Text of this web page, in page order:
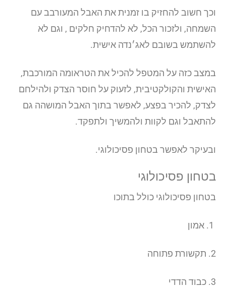
וכך חשוב להחזיק בו זמנית את האבל המעורבב עם
השמחה, ולזכור הכל, לא להדחיק חלקים , וגם לא
להשתמש בשובם לאג׳נדה אישית.
במצב כזה על המטפל להכיל את הטראומה המורכבת,
האישית והקולקטיבית, לזעוק על חוסר הצדק ולהילחם
לצדק, להכיר בפצע, לאפשר בתוך האבל המושהה גם
להתאבל וגם לקוות ולהמשיך ולתפקד.
ובעיקר לאפשר בטחון פסיכולוגי.
בטחון פסיכולוגי
בטחון פסיכולוגי כולל בתוכו
2. תקשורת פתוחה
3. כבוד הדדי